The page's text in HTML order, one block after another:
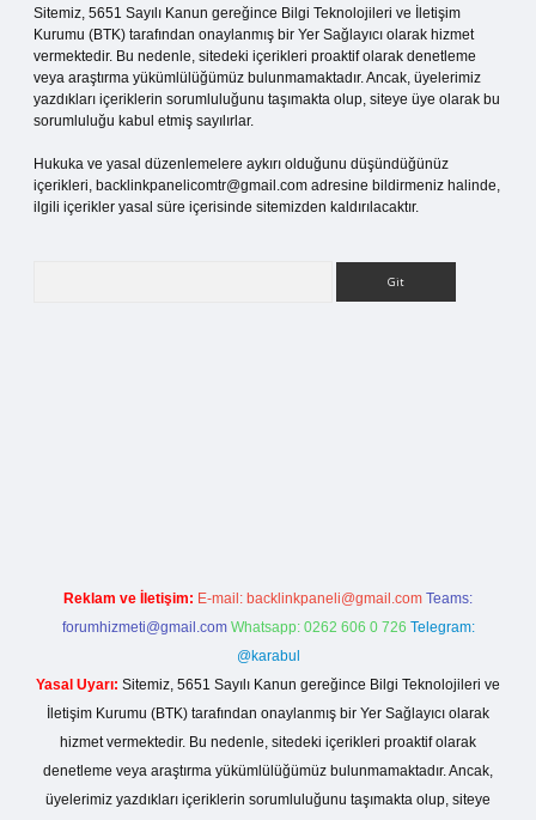
Sitemiz, 5651 Sayılı Kanun gereğince Bilgi Teknolojileri ve İletişim
Kurumu (BTK) tarafından onaylanmış bir Yer Sağlayıcı olarak hizmet
vermektedir. Bu nedenle, sitedeki içerikleri proaktif olarak denetleme
veya araştırma yükümlülüğümüz bulunmamaktadır. Ancak, üyelerimiz
yazdıkları içeriklerin sorumluluğunu taşımakta olup, siteye üye olarak bu
sorumluluğu kabul etmiş sayılırlar.
Hukuka ve yasal düzenlemelere aykırı olduğunu düşündüğünüz
içerikleri, backlinkpanelicomtr@gmail.com adresine bildirmeniz halinde,
ilgili içerikler yasal süre içerisinde sitemizden kaldırılacaktır.
Reklam ve İletişim: E-mail: backlinkpaneli@gmail.com Teams:
forumhizmeti@gmail.com Whatsapp: 0262 606 0 726 Telegram:
@karabul
Yasal Uyarı: Sitemiz, 5651 Sayılı Kanun gereğince Bilgi Teknolojileri ve
İletişim Kurumu (BTK) tarafından onaylanmış bir Yer Sağlayıcı olarak
hizmet vermektedir. Bu nedenle, sitedeki içerikleri proaktif olarak
denetleme veya araştırma yükümlülüğümüz bulunmamaktadır. Ancak,
üyelerimiz yazdıkları içeriklerin sorumluluğunu taşımakta olup, siteye